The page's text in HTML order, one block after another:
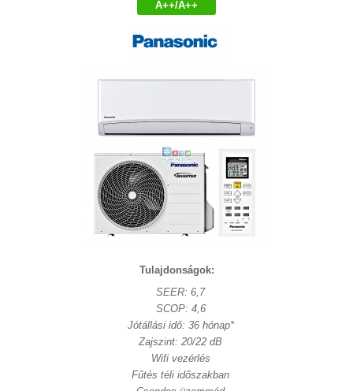
A++/A++
Tulajdonságok:
SEER: 6,7
SCOP: 4,6
Jótállási idő: 36 hónap*
Zajszint: 20/22 dB
Wifi vezérlés
Fűtés téli időszakban